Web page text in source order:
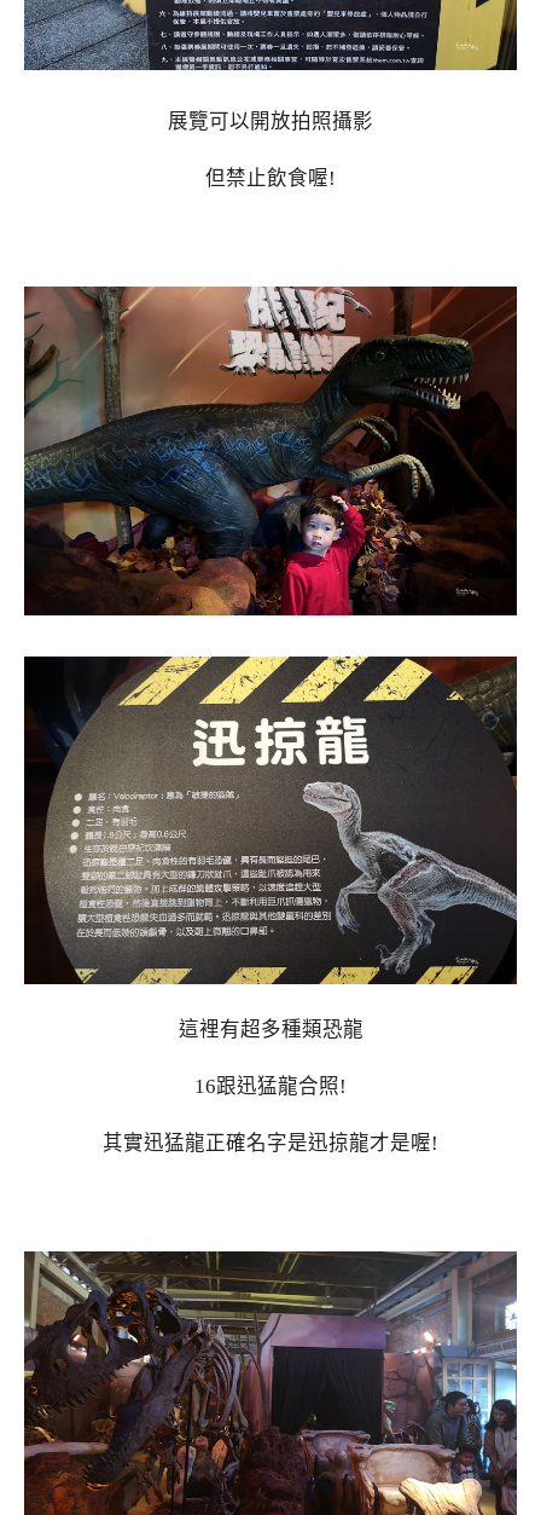
展覽可以開放拍照攝影
但禁止飲食喔!
這裡有超多種類恐龍
16跟迅猛龍合照!
其實迅猛龍正確名字是迅掠龍才是喔!